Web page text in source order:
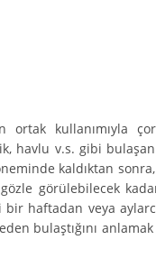
ortak kullanımıyla
havlu v.s. gibi
kaldıktan
görülebilecek
bir haftadan veya
bulaştığını